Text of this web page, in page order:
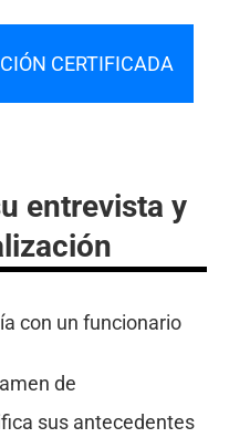
CERTIFICADA
entrevista y
de
sus antecedentes